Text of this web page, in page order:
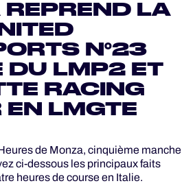
REPREND LA
N°23
DU LMP2 ET
RACING
EN LMGTE
de Monza, cinquième manche
ci-dessous les principaux faits
heures de course en Italie.